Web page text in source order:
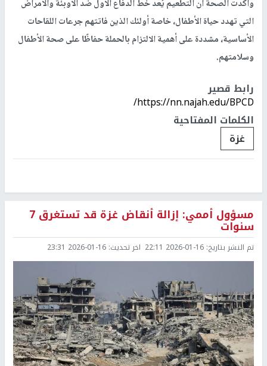
وأكدت الصحة أن التطعيم يُعد خط الدفاع الأول ضد الأوبئة والأمراض
التي تهدد حياة الأطفال، خاصة أولئك الذين فاتتهم جرعات اللقاحات
الأساسية، مشددة على أهمية الالتزام بالحملة حفاظًا على صحة الأطفال
وسلامتهم.
رابط قصير
https://nn.najah.edu/BPCD/
الكلمات المفتاحية
غزة
مسؤول أممي: إزالة أنقاض غزة قد تستغرق 7
سنوات
تم النشر بتاريخ: 2026-01-16 22:11 اخر تحديث: 2026-01-16 23:31